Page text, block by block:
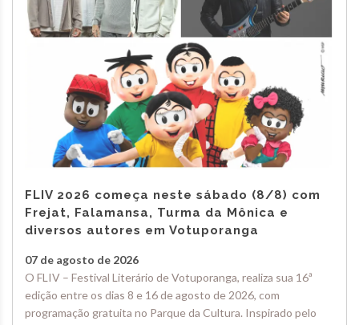
FLIV 2026 começa neste sábado (8/8) com
Frejat, Falamansa, Turma da Mônica e
diversos autores em Votuporanga
07 de agosto de 2026
O FLIV – Festival Literário de Votuporanga, realiza sua 16ª
edição entre os dias 8 e 16 de agosto de 2026, com
programação gratuita no Parque da Cultura. Inspirado pelo